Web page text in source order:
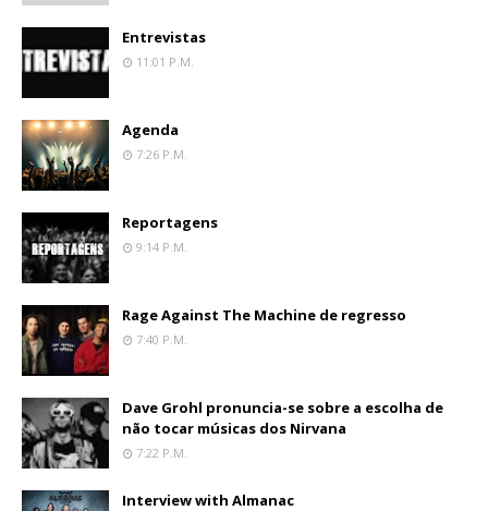
Entrevistas
11:01 P.m.
Agenda
7:26 P.m.
Reportagens
9:14 P.m.
Rage Against The Machine de regresso
7:40 P.m.
Dave Grohl pronuncia-se sobre a escolha de
não tocar músicas dos Nirvana
7:22 P.m.
Interview with Almanac